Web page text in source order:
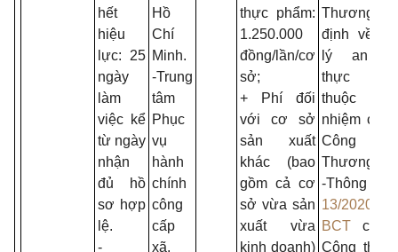
hết
hiệu
lực: 25
ngày
làm
việc kể
từ ngày
nhận
đủ hồ
sơ hợp
lệ.
-
Hồ
Chí
Minh.
-Trung
tâm
Phục
vụ
hành
chính
công
cấp
xã.
thực phẩm:
1.250.000
đồng/lần/cơ
sở;
+ Phí đối
với cơ sở
sản xuất
khác (bao
gồm cả cơ
sở vừa sản
xuất vừa
kinh doanh)
Thương
định về
lý an
thực
thuộc
nhiệm của
Công
Thương;
-Thông tư
13/2020/TT-
BCT của
Công